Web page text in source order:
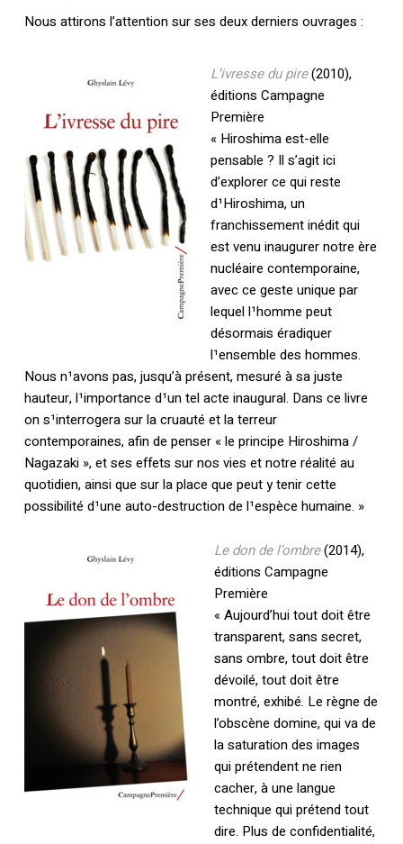
Nous attirons l’attention sur ses deux derniers ouvrages :
L’ivresse du pire(2010),
éditions Campagne
Première
« Hiroshima est-elle
pensable ? Il s’agit ici
d’explorer ce qui reste
d¹Hiroshima, un
franchissement inédit qui
est venu inaugurer notre ère
nucléaire contemporaine,
avec ce geste unique par
lequel l¹homme peut
désormais éradiquer
l¹ensemble des hommes.
Nous n¹avons pas, jusqu’à présent, mesuré à sa juste
hauteur, l¹importance d¹un tel acte inaugural. Dans ce livre
on s¹interrogera sur la cruauté et la terreur
contemporaines, afin de penser « le principe Hiroshima /
Nagazaki », et ses effets sur nos vies et notre réalité au
quotidien, ainsi que sur la place que peut y tenir cette
possibilité d¹une auto-destruction de l¹espèce humaine. »
Le don de l’ombre(2014),
éditions Campagne
Première
« Aujourd’hui tout doit être
transparent, sans secret,
sans ombre, tout doit être
dévoilé, tout doit être
montré, exhibé. Le règne de
l’obscène domine, qui va de
la saturation des images
qui prétendent ne rien
cacher, à une langue
technique qui prétend tout
dire. Plus de confidentialité,